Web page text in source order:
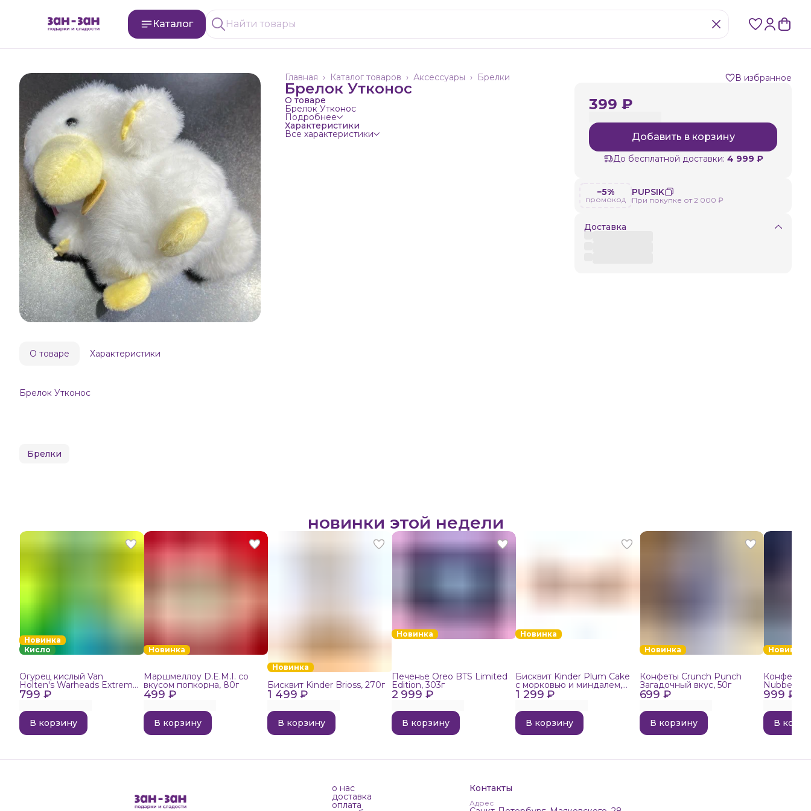
Каталог
Брелки
Аксессуары ›
Каталог товаров ›
Главная ›
Брелок Утконос
О товаре
Брелок Утконос
Подробнее
Характеристики
Все характеристики
В избранное
399 ₽
Добавить в корзину
До бесплатной доставки: 4 999 ₽
−5%
промокод
PUPSIK
При покупке от 2 000 ₽
Доставка
О товаре Характеристики
Брелок Утконос
Брелки
новинки этой недели
Новинка
Кисло
799 ₽
Огурец кислый Van
Holten's Warheads Extreme
Sour, 140г
В корзину
Новинка
499 ₽
Маршмеллоу D.E.M.I. со
вкусом попкорна, 80г
В корзину
Новинка
1 499 ₽
Бисквит Kinder Brioss, 270г
В корзину
Новинка
2 999 ₽
Печенье Oreo BTS Limited
Edition, 303г
В корзину
Новинка
1 299 ₽
Бисквит Kinder Plum Cake
с морковью и миндалем,
192г
В корзину
Новинка
699 ₽
Конфеты Crunch Punch
Загадочный вкус, 50г
В корзину
Новинка
999 ₽
Конфеты
Nubbee
В
о нас
доставка
оплата
Контакты
Адрес